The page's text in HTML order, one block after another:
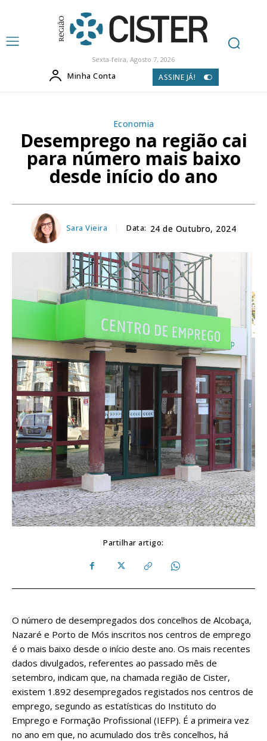
Sexta-feira, Agosto 7, 2026
Minha Conta ASSINE JÁ!
Economia
Desemprego na região cai
para número mais baixo
desde início do ano
Sara Vieira Data: 24 de Outubro, 2024
Partilhar artigo:
O número de desempregados dos concelhos de Alcobaça,
Nazaré e Porto de Mós inscritos nos centros de emprego
é o mais baixo desde o início deste ano. Os mais recentes
dados divulgados, referentes ao passado mês de
setembro, indicam que, na chamada região de Cister,
existem 1.892 desempregados registados nos centros de
emprego, segundo as estatísticas do Instituto do
Emprego e Formação Profissional (IEFP). É a primeira vez
no ano em que, no acumulado dos três concelhos, há